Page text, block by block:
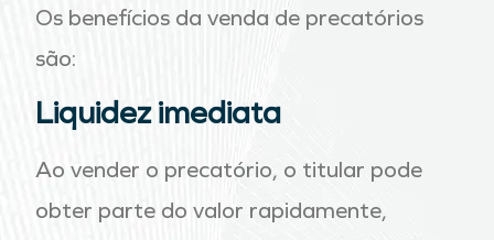
Os benefícios da venda de precatórios
são:
Liquidez imediata
Ao vender o precatório, o titular pode
obter parte do valor rapidamente,